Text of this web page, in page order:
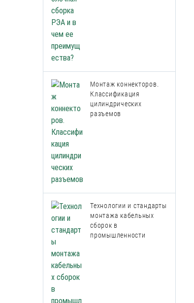
Монтаж коннекторов.
Классификация
цилиндрических
разъемов
Технологии и стандарты
монтажа кабельных
сборок в
промышленности